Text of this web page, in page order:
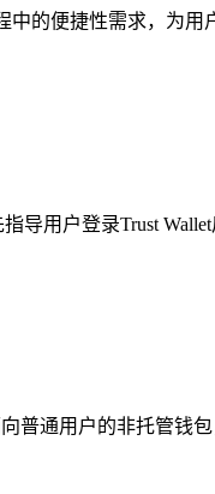
的便捷性需求，为
导用户登录Trust
普通用户的非托管钱